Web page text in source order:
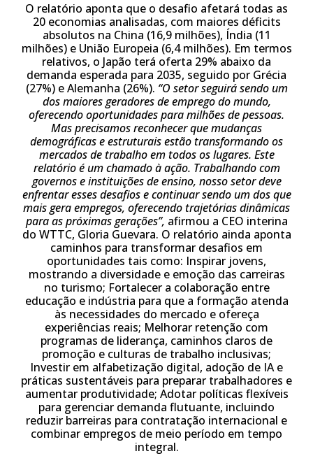
O relatório aponta que o desafio afetará todas as
20 economias analisadas, com maiores déficits
absolutos na China (16,9 milhões), Índia (11
milhões) e União Europeia (6,4 milhões). Em termos
relativos, o Japão terá oferta 29% abaixo da
demanda esperada para 2035, seguido por Grécia
(27%) e Alemanha (26%). “O setor seguirá sendo um
dos maiores geradores de emprego do mundo,
oferecendo oportunidades para milhões de pessoas.
Mas precisamos reconhecer que mudanças
demográficas e estruturais estão transformando os
mercados de trabalho em todos os lugares. Este
relatório é um chamado à ação. Trabalhando com
governos e instituições de ensino, nosso setor deve
enfrentar esses desafios e continuar sendo um dos que
mais gera empregos, oferecendo trajetórias dinâmicas
para as próximas gerações”, afirmou a CEO interina
do WTTC, Gloria Guevara. O relatório ainda aponta
caminhos para transformar desafios em
oportunidades tais como: Inspirar jovens,
mostrando a diversidade e emoção das carreiras
no turismo; Fortalecer a colaboração entre
educação e indústria para que a formação atenda
às necessidades do mercado e ofereça
experiências reais; Melhorar retenção com
programas de liderança, caminhos claros de
promoção e culturas de trabalho inclusivas;
Investir em alfabetização digital, adoção de IA e
práticas sustentáveis para preparar trabalhadores e
aumentar produtividade; Adotar políticas flexíveis
para gerenciar demanda flutuante, incluindo
reduzir barreiras para contratação internacional e
combinar empregos de meio período em tempo
integral.